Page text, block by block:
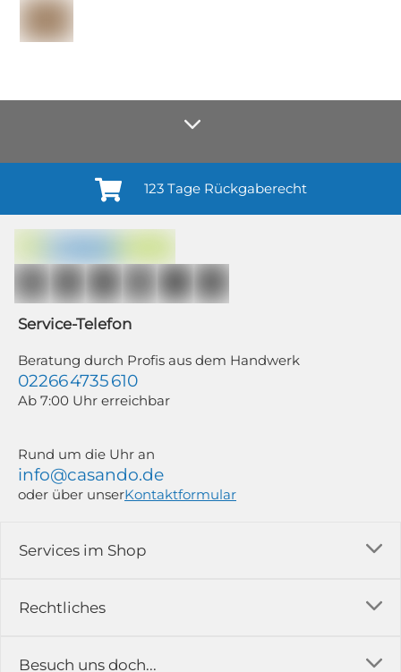
Anmelden¹
casando (Holz-Richter GmbH) sowie zur Interessen-Analyse durch
Auswertung individueller Öffnungs- und Klickraten (dazu nutzen wir
jederzeit mit Wirkung für die Zukunft und ohne Angabe von Gründen
Weitere Informationen findest du in unserer Datenschutzerklärung.
123 Tage Rückgaberecht
Rechtliches
Impressum
Services im Shop
Versandkosten
Erfahrungsberichte & Bewertungen
Besuch uns doch...
Service-Telefon
Beratung durch Profis aus dem Handwerk
02266 4735 610
Ab 7:00 Uhr erreichbar
Rund um die Uhr an
info@casando.de
oder über unserKontaktformular